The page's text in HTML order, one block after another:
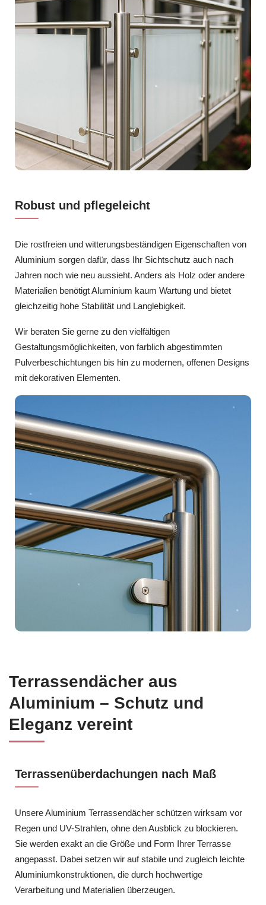
Robust und pflegeleicht
Die rostfreien und witterungsbeständigen Eigenschaften von
Aluminium sorgen dafür, dass Ihr Sichtschutz auch nach
Jahren noch wie neu aussieht. Anders als Holz oder andere
Materialien benötigt Aluminium kaum Wartung und bietet
gleichzeitig hohe Stabilität und Langlebigkeit.
Wir beraten Sie gerne zu den vielfältigen
Gestaltungsmöglichkeiten, von farblich abgestimmten
Pulverbeschichtungen bis hin zu modernen, offenen Designs
mit dekorativen Elementen.
Terrassendächer aus
Aluminium – Schutz und
Eleganz vereint
Terrassenüberdachungen nach Maß
Unsere Aluminium Terrassendächer schützen wirksam vor
Regen und UV-Strahlen, ohne den Ausblick zu blockieren.
Sie werden exakt an die Größe und Form Ihrer Terrasse
angepasst. Dabei setzen wir auf stabile und zugleich leichte
Aluminiumkonstruktionen, die durch hochwertige
Verarbeitung und Materialien überzeugen.